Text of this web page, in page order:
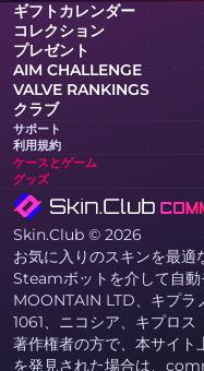
ギフトカレンダー
コレクション
プレゼント
AIM CHALLENGE
VALVE RANKINGS
クラブ
サポート
利用規約
ケースとゲーム
グッズ
Skin.Club © 2026
お気に入りのスキンを最適
Steamボットを介して自動
MOONTAIN LTD、キプラ
1061、ニコシア、キプロス
著作権者の方で、本サイト
を発見された場合は、